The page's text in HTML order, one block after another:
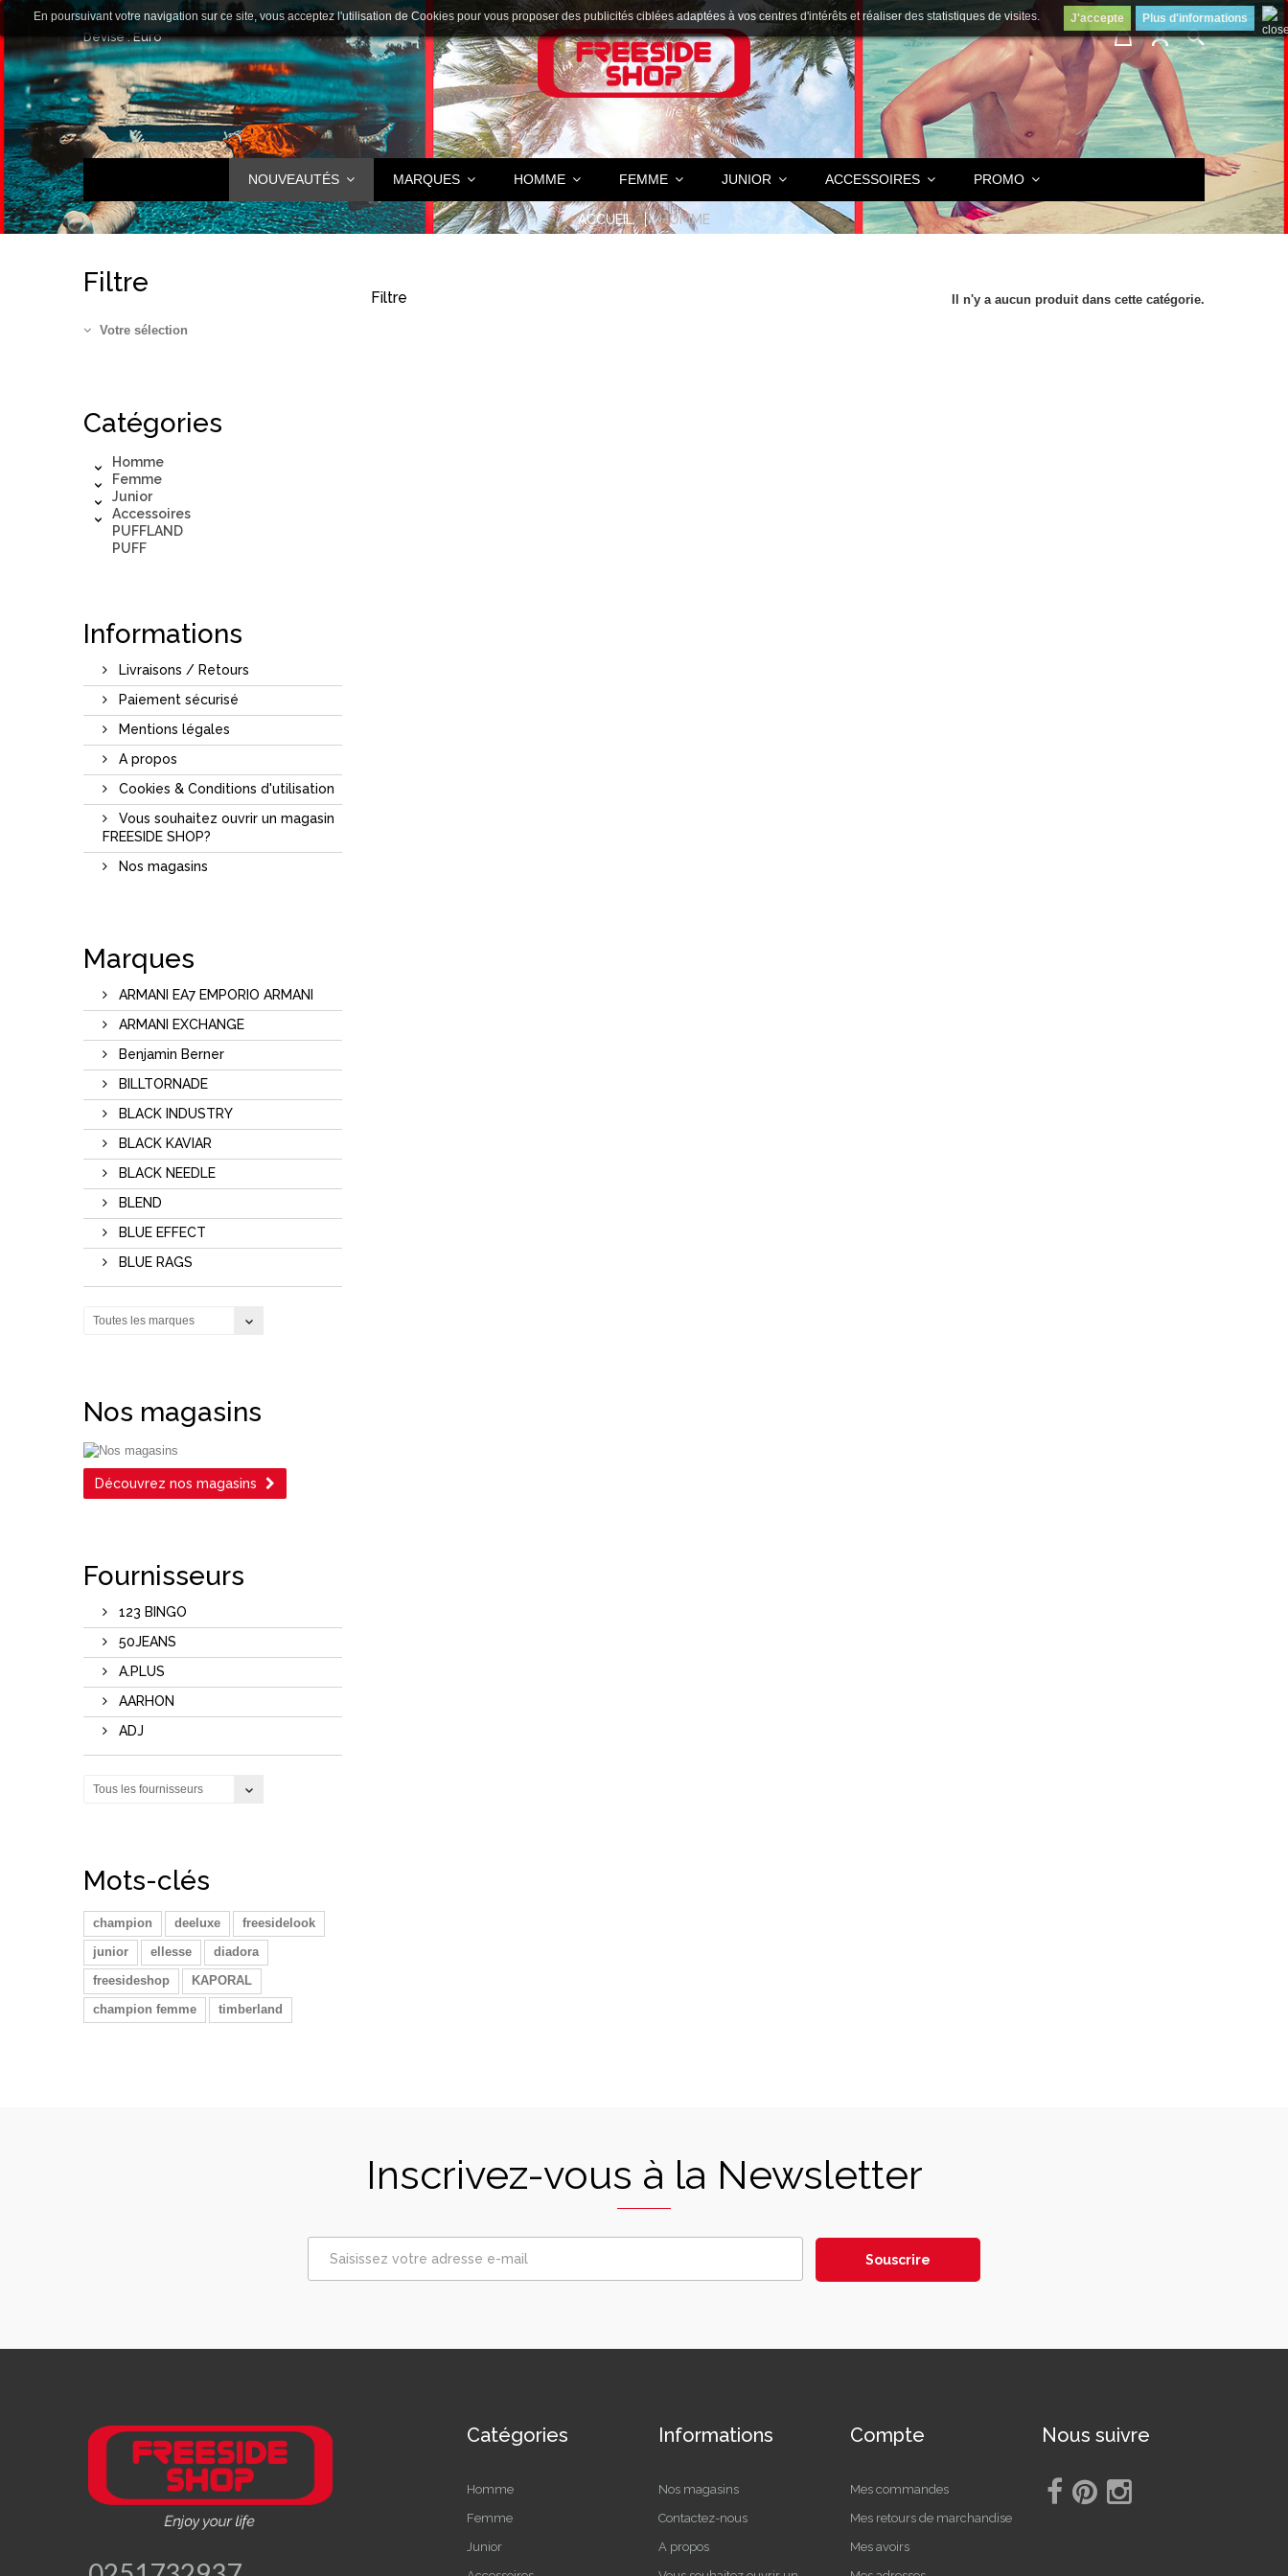
Devise : Euro
NOUVEAUTÉS MARQUES HOMME FEMME JUNIOR ACCESSOIRES PROMO
En poursuivant votre navigation sur ce site, vous acceptez l'utilisation de Cookies pour vous proposer des publicités ciblées adaptées à vos centres d'intérêts et réaliser des statistiques de visites. J'accepte Plus d'informations
ACCUEIL HOMME
Filtre
Votre sélection
Catégories
Homme
Femme
Junior
Accessoires
PUFFLAND
PUFF
Informations
Livraisons / Retours
Paiement sécurisé
Mentions légales
A propos
Cookies & Conditions d'utilisation
Vous souhaitez ouvrir un magasin
FREESIDE SHOP?
Nos magasins
Marques
ARMANI EA7 EMPORIO ARMANI
ARMANI EXCHANGE
Benjamin Berner
BILLTORNADE
BLACK INDUSTRY
BLACK KAVIAR
BLACK NEEDLE
BLEND
BLUE EFFECT
BLUE RAGS
Toutes les marques
Nos magasins
Découvrez nos magasins
Fournisseurs
123 BINGO
50JEANS
A.PLUS
AARHON
ADJ
Tous les fournisseurs
Mots-clés
champion deeluxe
freesidelook
junior
ellesse
diadora
freesideshop
KAPORAL
champion femme
timberland
Filtre Il n'y a aucun produit dans cette catégorie.
Inscrivez-vous à la Newsletter
Souscrire
Catégories
Homme
Femme
Junior
Informations
Nos magasins
Contactez-nous
A propos
Compte
Mes commandes
Mes retours de marchandise
Mes avoirs
Nous suivre